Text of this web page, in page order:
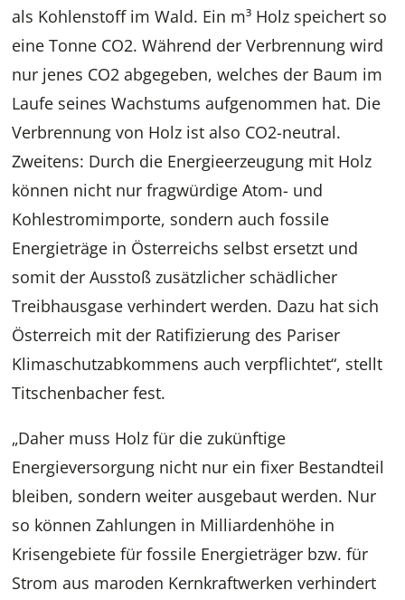
als Kohlenstoff im Wald. Ein m³ Holz speichert so
eine Tonne CO2. Während der Verbrennung wird
nur jenes CO2 abgegeben, welches der Baum im
Laufe seines Wachstums aufgenommen hat. Die
Verbrennung von Holz ist also CO2-neutral.
Zweitens: Durch die Energieerzeugung mit Holz
können nicht nur fragwürdige Atom- und
Kohlestromimporte, sondern auch fossile
Energieträge in Österreichs selbst ersetzt und
somit der Ausstoß zusätzlicher schädlicher
Treibhausgase verhindert werden. Dazu hat sich
Österreich mit der Ratifizierung des Pariser
Klimaschutzabkommens auch verpflichtet“, stellt
Titschenbacher fest.
„Daher muss Holz für die zukünftige
Energieversorgung nicht nur ein fixer Bestandteil
bleiben, sondern weiter ausgebaut werden. Nur
so können Zahlungen in Milliardenhöhe in
Krisengebiete für fossile Energieträger bzw. für
Strom aus maroden Kernkraftwerken verhindert